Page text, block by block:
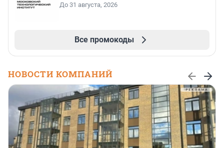
До 31 августа, 2026
Все промокоды
НОВОСТИ КОМПАНИЙ